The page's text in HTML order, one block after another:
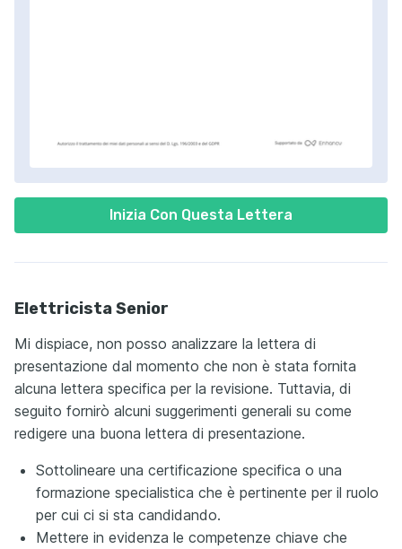
Inizia Con Questa Lettera
Elettricista Senior
Mi dispiace, non posso analizzare la lettera di
presentazione dal momento che non è stata fornita
alcuna lettera specifica per la revisione. Tuttavia, di
seguito fornirò alcuni suggerimenti generali su come
redigere una buona lettera di presentazione.
Sottolineare una certificazione specifica o una
formazione specialistica che è pertinente per il ruolo
per cui ci si sta candidando.
Mettere in evidenza le competenze chiave che